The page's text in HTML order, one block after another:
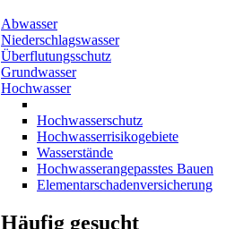
Abwasser
Niederschlagswasser
Überflutungsschutz
Grundwasser
Hochwasser
Hochwasserschutz
Hochwasserrisikogebiete
Wasserstände
Hochwasserangepasstes Bauen
Elementarschadenversicherung
Häufig gesucht